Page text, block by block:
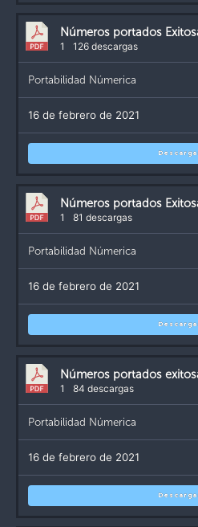
Números portados
1 126 descargas
Portabilidad Númerica
16 de febrero de 2021
Números portados
1 81 descargas
Portabilidad Númerica
16 de febrero de 2021
Números portados
1 84 descargas
Portabilidad Númerica
16 de febrero de 2021